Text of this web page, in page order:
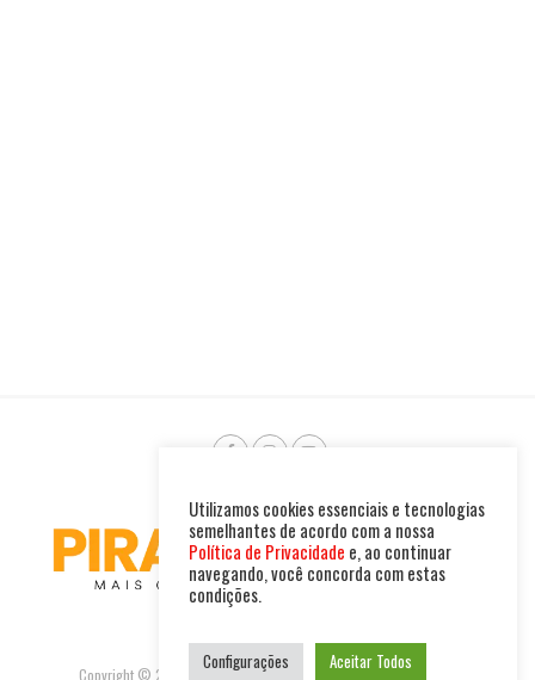
Copyright © 2025. Todos os direitos reservados. PIRAMBU NEWS
Utilizamos cookies essenciais e tecnologias
semelhantes de acordo com a nossa
Política de Privacidade e, ao continuar
navegando, você concorda com estas
condições.
Configurações Aceitar Todos